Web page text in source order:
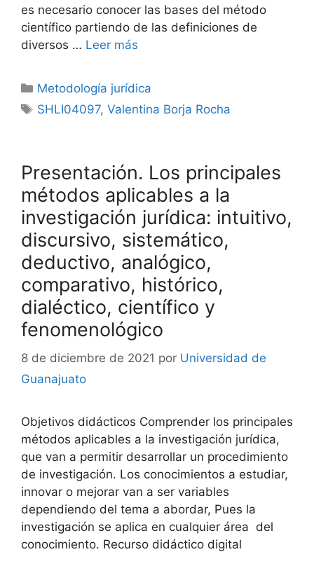
es necesario conocer las bases del método
científico partiendo de las definiciones de
diversos … Leer más
Categorías
Metodología jurídica
Etiquetas
SHLI04097,Valentina Borja Rocha
Presentación. Los principales
métodos aplicables a la
investigación jurídica: intuitivo,
discursivo, sistemático,
deductivo, analógico,
comparativo, histórico,
dialéctico, científico y
fenomenológico
8 de diciembre de 2021 por Universidad de
Guanajuato
Objetivos didácticos Comprender los principales
métodos aplicables a la investigación jurídica,
que van a permitir desarrollar un procedimiento
de investigación. Los conocimientos a estudiar,
innovar o mejorar van a ser variables
dependiendo del tema a abordar, Pues la
investigación se aplica en cualquier área del
conocimiento. Recurso didáctico digital